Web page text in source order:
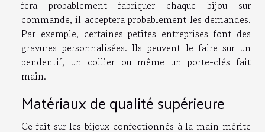
fera probablement fabriquer chaque bijou sur
commande, il acceptera probablement les demandes.
Par exemple, certaines petites entreprises font des
gravures personnalisées. Ils peuvent le faire sur un
pendentif, un collier ou même un porte-clés fait
main.
Matériaux de qualité supérieure
Ce fait sur les bijoux confectionnés à la main mérite